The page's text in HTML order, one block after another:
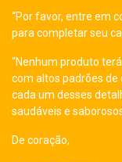
“Por favor, entre em
para completar seu
“Nenhum produto
com altos padrões de
cada um desses
saudáveis e
De coração,